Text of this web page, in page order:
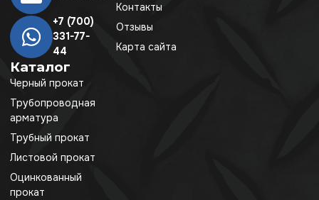
+7 (700)
331-77-
44
Каталог
Черный прокат
Трубопроводная
арматура
Трубный прокат
Листовой прокат
Оцинкованный
прокат
Контакты
Отзывы
Карта сайта